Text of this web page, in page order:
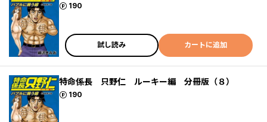
190
ポイント
試し読み カートに追加
特命係長 只野仁 ルーキー編 分冊版（８）
190
ポイント